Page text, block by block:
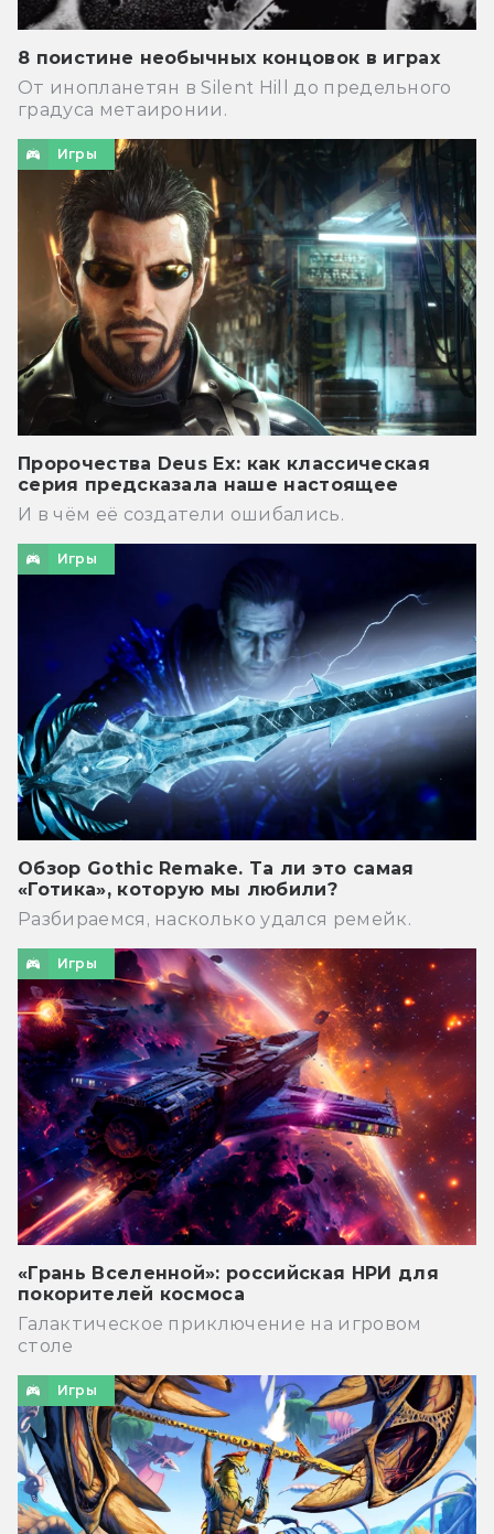
8 поистине необычных концовок в играх
От инопланетян в Silent Hill до предельного
градуса метаиронии.
Игры
Пророчества Deus Ex: как классическая
серия предсказала наше настоящее
И в чём её создатели ошибались.
Игры
Обзор Gothic Remake. Та ли это самая
«Готика», которую мы любили?
Разбираемся, насколько удался ремейк.
Игры
«Грань Вселенной»: российская НРИ для
покорителей космоса
Галактическое приключение на игровом
столе
Игры